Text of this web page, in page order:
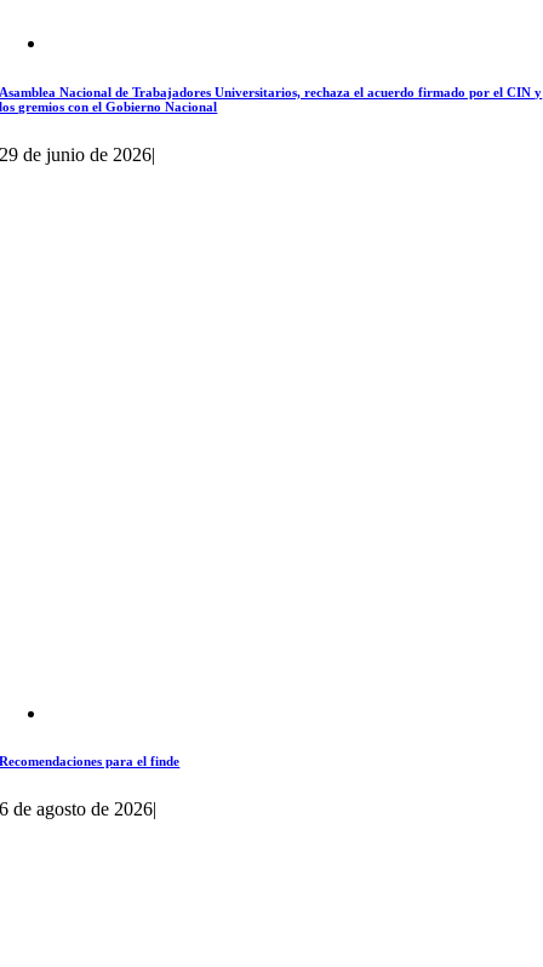
Asamblea Nacional de Trabajadores Universitarios, rechaza el acuerdo firmado por el CIN y
los gremios con el Gobierno Nacional
29 de junio de 2026|
Recomendaciones para el finde
6 de agosto de 2026|